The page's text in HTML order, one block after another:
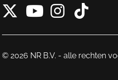
X van
© 2026 NR B.V. - alle rechten